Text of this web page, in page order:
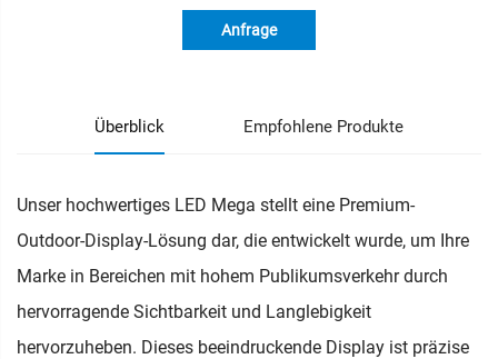
Anfrage
Überblick Empfohlene Produkte
Unser hochwertiges LED Mega stellt eine Premium-
Outdoor-Display-Lösung dar, die entwickelt wurde, um Ihre
Marke in Bereichen mit hohem Publikumsverkehr durch
hervorragende Sichtbarkeit und Langlebigkeit
hervorzuheben. Dieses beeindruckende Display ist präzise